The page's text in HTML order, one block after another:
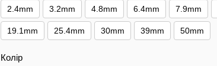
2.4mm 3.2mm 4.8mm 6.4mm 7.9mm
19.1mm 25.4mm 30mm 39mm 50mm
Колір